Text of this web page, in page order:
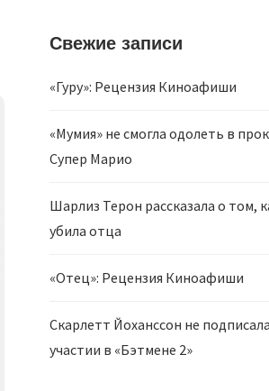
Свежие записи
«Гуру»: Рецензия Киноафиши
«Мумия» не смогла одолеть в
Супер Марио
Шарлиз Терон рассказала о том,
убила отца
«Отец»: Рецензия Киноафиши
Скарлетт Йоханссон не
участии в «Бэтмене 2»